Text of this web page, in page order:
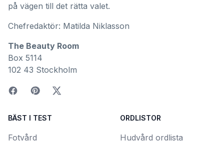
på vägen till det rätta valet.
Chefredaktör: Matilda Niklasson
The Beauty Room
Box 5114
102 43 Stockholm
BÄST I TEST
Fotvård
ORDLISTOR
Hudvård ordlista